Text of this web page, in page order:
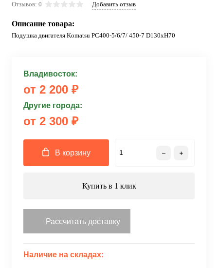
Отзывов: 0 Добавить отзыв
Описание товара:
Подушка двигателя Komatsu PC400-5/6/7/ 450-7 D130xH70
Владивосток:
от 2 200 ₽
Другие города:
от 2 300 ₽
В корзину
Купить в 1 клик
Рассчитать доставку
Наличие на складах: